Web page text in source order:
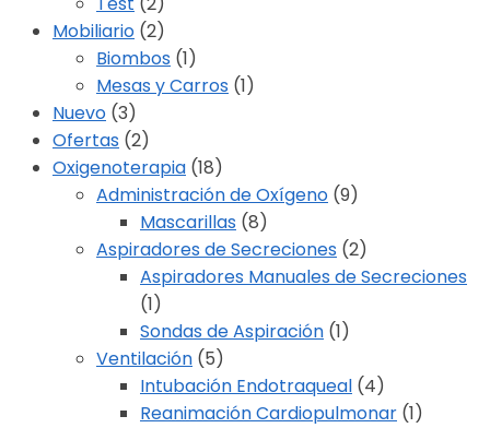
Mobiliario (2)
Biombos (1)
Mesas y Carros (1)
Nuevo (3)
Ofertas (2)
Oxigenoterapia (18)
Administración de Oxígeno (9)
Mascarillas (8)
Aspiradores de Secreciones (2)
Aspiradores Manuales de Secreciones
(1)
Sondas de Aspiración (1)
Ventilación (5)
Intubación Endotraqueal (4)
Reanimación Cardiopulmonar (1)